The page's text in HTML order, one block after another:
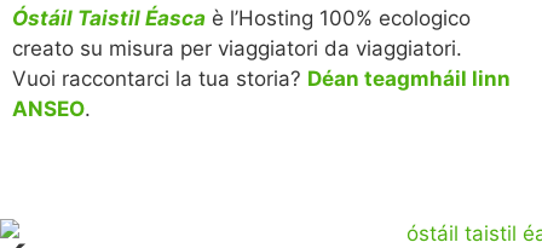
Óstáil Taistil Éasca è l’Hosting 100% ecologico
creato su misura per viaggiatori da viaggiatori.
Vuoi raccontarci la tua storia? Déan teagmháil linn
ANSEO.